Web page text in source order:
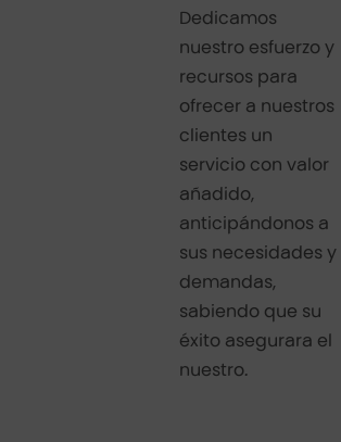
Dedicamos
nuestro esfuerzo y
recursos para
ofrecer a nuestros
clientes un
servicio con valor
añadido,
anticipándonos a
sus necesidades y
demandas,
sabiendo que su
éxito asegurara el
nuestro.